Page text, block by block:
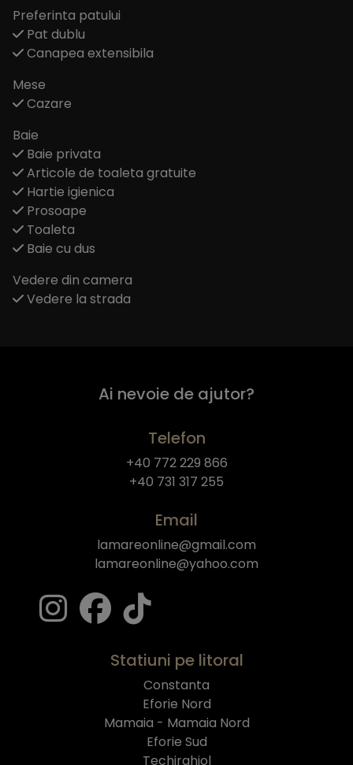
Preferinta patului
Pat dublu
Canapea extensibila
Mese
Cazare
Baie
Baie privata
Articole de toaleta gratuite
Hartie igienica
Prosoape
Toaleta
Baie cu dus
Vedere din camera
Vedere la strada
Ai nevoie de ajutor?
Telefon
+40 772 229 866
+40 731 317 255
Email
lamareonline@gmail.com
lamareonline@yahoo.com
Statiuni pe litoral
Constanta
Eforie Nord
Mamaia - Mamaia Nord
Eforie Sud
Techirghiol